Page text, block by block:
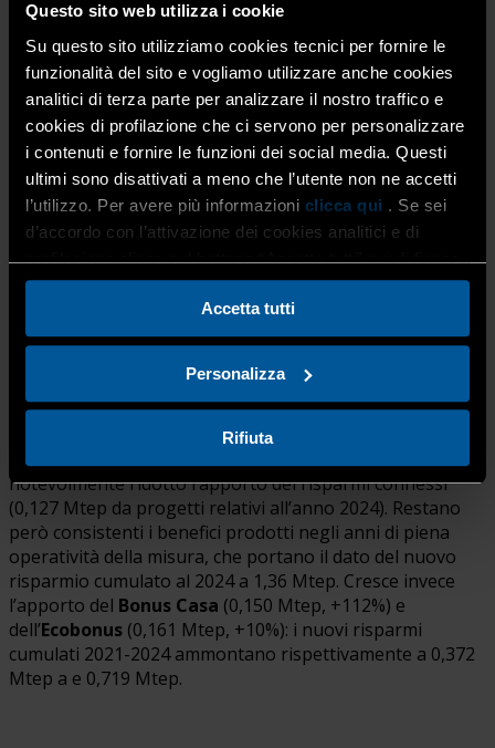
Questo sito web utilizza i cookie
Su questo sito utilizziamo cookies tecnici per fornire le
funzionalità del sito e vogliamo utilizzare anche cookies
analitici di terza parte per analizzare il nostro traffico e
cookies di profilazione che ci servono per personalizzare
i contenuti e fornire le funzioni dei social media. Questi
ultimi sono disattivati a meno che l’utente non ne accetti
l’utilizzo. Per avere più informazioni clicca qui . Se sei
d’accordo con l’attivazione dei cookies analitici e di
profilazione clicca sul bottone “Accetta tutti” qui di fianco.
Accetta tutti
Personalizza
Rifiuta
“In un contesto di sfide sistemiche senza precedenti, il
Rapporto segnala progressi incoraggianti sul fronte
dell’efficienza energetica, con miglioramenti rilevanti nel
settore residenziale e nelle imprese. Un risultato che
conferma come l’efficienza – se perseguita con approccio
pragmatico – sia motore di un cambiamento capace di
coniugare competitività, sostenibilità e innovazione”
commenta laPresidente dell’ENEA ,Francesca Mariotti
“La consapevolezza sta crescendo in ogni ambito, ma
formazione e dalla sensibilizzazione, che restano
strumenti decisivi per affrontare una transizione
Il Rapporto indica come le modifiche dell’impianto
SuperEcobonus, che condurranno
all’eliminazione della misura a fine 2025, hanno
notevolmente ridotto l’apporto dei risparmi connessi
(0,127 Mtep da progetti relativi all’anno 2024). Restano
però consistenti i benefici prodotti negli anni di piena
operatività della misura, che portano il dato del nuovo
risparmio cumulato al 2024 a 1,36 Mtep. Cresce invece
l’apporto del Bonus Casa (0,150 Mtep, +112%) e
dell’Ecobonus (0,161 Mtep, +10%): i nuovi risparmi
cumulati 2021-2024 ammontano rispettivamente a 0,372
Mtep a e 0,719 Mtep.